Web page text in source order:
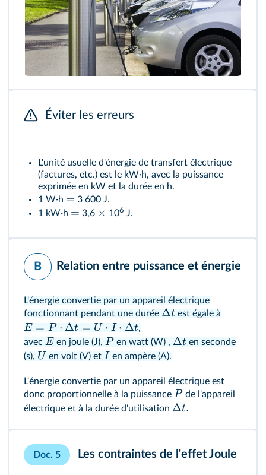
Éviter les erreurs
L'unité usuelle d'énergie de transfert électrique
(factures, etc.) est le kW·h, avec la puissance
exprimée en kW et la durée en h.
1 W·h = 3 600 J.
1 kW·h = 3,6 × 106 J.
B Relation entre puissance et énergie
L'énergie convertie par un appareil électrique
fonctionnant pendant une durée Δt est égale à
E = P ⋅ Δt = U ⋅ I ⋅ Δt,
avec E en joule (J),Pen watt (W) , Δten seconde
(s), U en volt (V) etI en ampère (A).
L'énergie convertie par un appareil électrique est
donc proportionnelle à la puissance Pde l'appareil
électrique et à la durée d'utilisation Δt.
Doc. 5 Les contraintes de l'effet Joule